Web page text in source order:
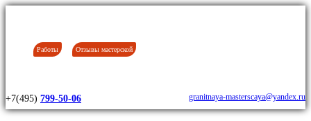
Работы Отзывы мастерской
+7(495) 799-50-06 granitnaya-masterscaya@yandex.ru